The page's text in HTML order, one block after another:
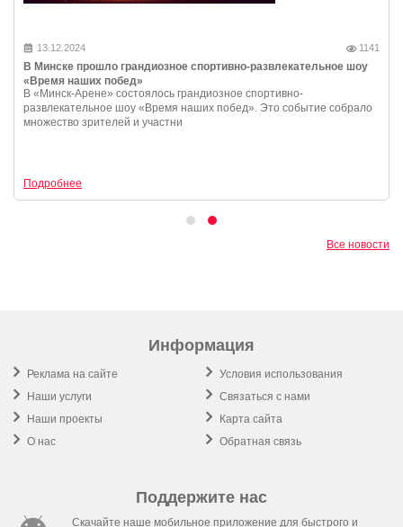
13.12.2024 1141
В Минске прошло грандиозное спортивно-развлекательное шоу
«Время наших побед»
В «Минск-Арене» состоялось грандиозное спортивно-
развлекательное шоу «Время наших побед». Это событие собрало
множество зрителей и участни
Подробнее
Все новости
Информация
Реклама на сайте
Наши услуги
Наши проекты
О нас
Условия использования
Связаться с нами
Карта сайта
Обратная связь
Поддержите нас
Скачайте наше мобильное приложение для быстрого и